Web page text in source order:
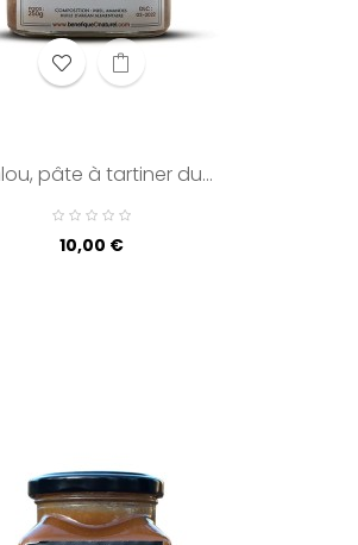
pâte à tartiner du...
Prix
10,00 €